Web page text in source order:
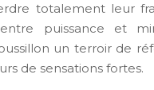
totalement leur
puissance et
un terroir de
de sensations fortes.